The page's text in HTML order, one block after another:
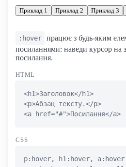
Приклад 1 Приклад 2 Приклад 3
:hover
працює з будь-яким
посиланнями: наведи курсор на
посилання.
HTML
<h1>Заголовок</h1>
<p>Абзац тексту.</p>
<a href="#">Посилання</a>
CSS
p:hover, h1:hover,